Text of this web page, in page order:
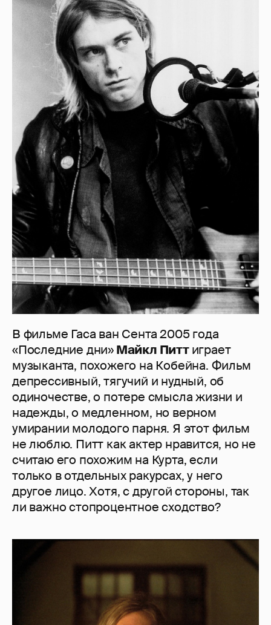
В фильме Гаса ван Сента 2005 года
«Последние дни»Майкл Питтиграет
музыканта, похожего на Кобейна. Фильм
депрессивный, тягучий и нудный, об
одиночестве, о потере смысла жизни и
надежды, о медленном, но верном
умирании молодого парня. Я этот фильм
не люблю. Питт как актер нравится, но не
считаю его похожим на Курта, если
только в отдельных ракурсах, у него
другое лицо. Хотя, с другой стороны, так
ли важно стопроцентное сходство?